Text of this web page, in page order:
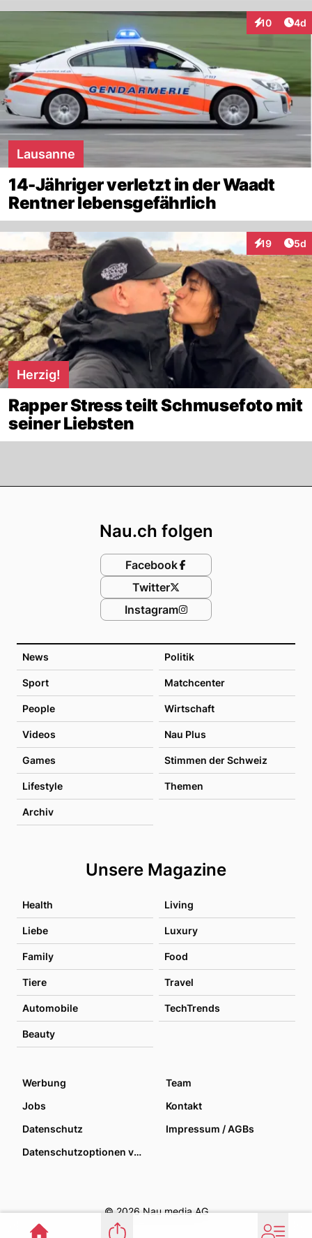
10
Interaktionen
4d
Lausanne
14-Jähriger verletzt in der Waadt
Rentner lebensgefährlich
19
Interaktionen
5d
Herzig!
Rapper Stress teilt Schmusefoto mit
seiner Liebsten
News Politik
Sport Matchcenter
People Wirtschaft
Videos Nau Plus
Games Stimmen der Schweiz
Lifestyle Themen
Archiv
Unsere Magazine
Health Living
Liebe Luxury
Family Food
Tiere Travel
Automobile TechTrends
Beauty
Nau.ch folgen
Facebook
Twitter
Instagram
Werbung
Team
Jobs
Kontakt
Datenschutz
Impressum / AGBs
Datenschutzoptionen verwalten
© 2026 Nau media AG